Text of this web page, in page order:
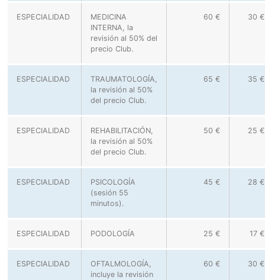
ESPECIALIDAD
MEDICINA
INTERNA, la
revisión al 50% del
precio Club.
60 € 30 €
ESPECIALIDAD
TRAUMATOLOGÍA,
la revisión al 50%
del precio Club.
65 € 35 €
ESPECIALIDAD
REHABILITACIÓN,
la revisión al 50%
del precio Club.
50 € 25 €
ESPECIALIDAD
PSICOLOGÍA
(sesión 55
minutos).
45 € 28 €
ESPECIALIDAD PODOLOGÍA 25 € 17 €
ESPECIALIDAD
OFTALMOLOGÍA,
incluye la revisión
60 € 30 €